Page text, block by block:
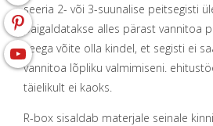
seeria 2- või 3-suunalise peitsegisti
paigaldatakse alles pärast vannitoa
seega võite olla kindel, et segisti ei
vannitoa lõpliku valmimiseni.
täielikult ei kaoks.
R-box sisaldab materjale seinale